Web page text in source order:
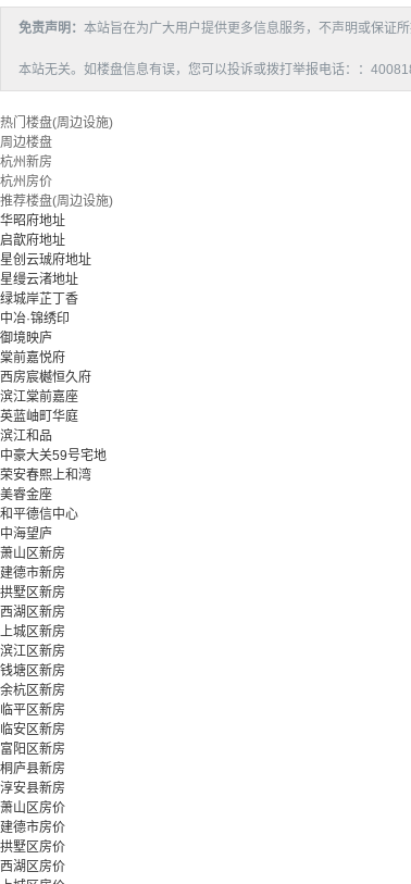
免责声明： 本站旨在为广大用户提供更多信息服务，不声明或保证
本站无关。如楼盘信息有误，您可以投诉或拨打举报电话：：
热门楼盘(周边设施)
周边楼盘
杭州新房
杭州房价
推荐楼盘(周边设施)
华昭府地址
启歆府地址
星创云珹府地址
星缦云渚地址
绿城岸芷丁香
中冶·锦绣印
御境映庐
棠前嘉悦府
西房宸樾恒久府
滨江棠前嘉座
英蓝岫町华庭
滨江和品
中豪大关59号宅地
荣安春熙上和湾
美睿金座
和平德信中心
中海望庐
萧山区新房
建德市新房
拱墅区新房
西湖区新房
上城区新房
滨江区新房
钱塘区新房
余杭区新房
临平区新房
临安区新房
富阳区新房
桐庐县新房
淳安县新房
萧山区房价
建德市房价
拱墅区房价
西湖区房价